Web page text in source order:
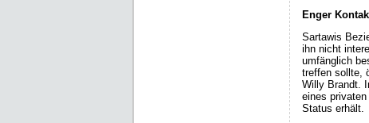
Enger
Sartawis
ihn nicht
umfänglich
treffen sollte,
Willy Brandt.
eines
Status erhält.